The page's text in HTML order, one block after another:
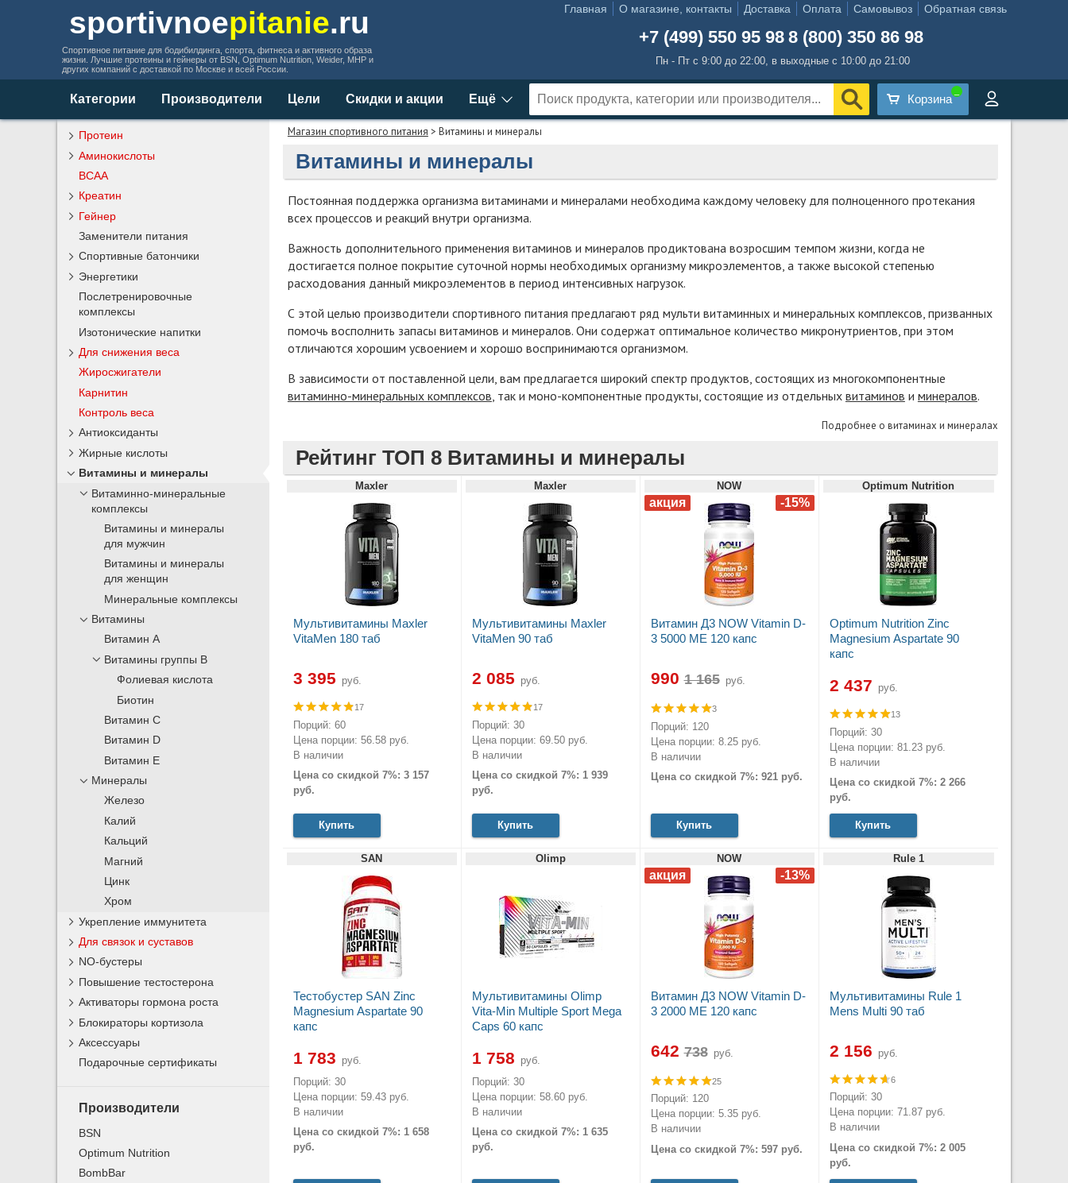
sportivnoepitanie.ru
Спортивное питание для бодибилдинга, спорта, фитнеса и активного образа
жизни. Лучшие протеины и гейнеры от BSN, Optimum Nutrition, Weider, MHP и
других компаний с доставкой по Москве и всей России.
Главная О магазине, контакты Доставка Оплата Самовывоз Обратная связь
+7 (499) 550 95 98 8 (800) 350 86 98
Пн - Пт с 9:00 до 22:00, в выходные с 10:00 до 21:00
Категории Производители Цели Скидки и акции Ещё Корзина
Магазин спортивного питания > Витамины и минералы
Витамины и минералы
Постоянная поддержка организма витаминами и минералами необходима каждому человеку для полноценного протекания
всех процессов и реакций внутри организма.
Важность дополнительного применения витаминов и минералов продиктована возросшим темпом жизни, когда не
достигается полное покрытие суточной нормы необходимых организму микроэлементов, а также высокой степенью
расходования данный микроэлементов в период интенсивных нагрузок.
С этой целью производители спортивного питания предлагают ряд мульти витаминных и минеральных комплексов, призванных
помочь восполнить запасы витаминов и минералов. Они содержат оптимальное количество микронутриентов, при этом
отличаются хорошим усвоением и хорошо воспринимаются организмом.
В зависимости от поставленной цели, вам предлагается широкий спектр продуктов, состоящих из многокомпонентные
витаминно-минеральных комплексов , так и моно-компонентные продукты, состоящие из отдельных витаминов и минералов.
Подробнее о витаминах и минералах
Рейтинг ТОП 8 Витамины и минералы
Maxler
Мультивитамины Maxler
VitaMen 180 таб
3 395 руб.
17
Порций: 60
Цена порции: 56.58 руб.
В наличии
Цена со скидкой 7%: 3 157
руб.
Купить
Maxler
Мультивитамины Maxler
VitaMen 90 таб
2 085 руб.
17
Порций: 30
Цена порции: 69.50 руб.
В наличии
Цена со скидкой 7%: 1 939
руб.
Купить
NOW
Витамин Д3 NOW Vitamin D-
3 5000 МЕ 120 капс
990 руб.
3
Порций: 120
Цена порции: 8.25 руб.
В наличии
Цена со скидкой 7%: 921 руб.
Купить
Optimum Nutrition
Optimum Nutrition Zinc
Magnesium Aspartate 90
капс
2 437 руб.
13
Порций: 30
Цена порции: 81.23 руб.
В наличии
Цена со скидкой 7%: 2 266
руб.
Купить
SAN
Тестобустер SAN Zinc
Magnesium Aspartate 90
капс
1 783 руб.
Порций: 30
Цена порции: 59.43 руб.
В наличии
Цена со скидкой 7%: 1 658
руб.
Olimp
Мультивитамины Olimp
Vita-Min Multiple Sport Mega
Caps 60 капс
1 758 руб.
Порций: 30
Цена порции: 58.60 руб.
В наличии
Цена со скидкой 7%: 1 635
руб.
NOW
Витамин Д3 NOW Vitamin D-
3 2000 МЕ 120 капс
642 руб.
25
Порций: 120
Цена порции: 5.35 руб.
В наличии
Цена со скидкой 7%: 597 руб.
Rule 1
Мультивитамины Rule 1
Mens Multi 90 таб
2 156 руб.
6
Порций: 30
Цена порции: 71.87 руб.
В наличии
Цена со скидкой 7%: 2 005
руб.
Протеин
Аминокислоты
BCAA
Креатин
Гейнер
Заменители питания
Спортивные батончики
Энергетики
Послетренировочные
комплексы
Изотонические напитки
Для снижения веса
Жиросжигатели
Карнитин
Контроль веса
Антиоксиданты
Жирные кислоты
Витамины и минералы
Витаминно-минеральные
комплексы
Витамины и минералы
для мужчин
Витамины и минералы
для женщин
Минеральные комплексы
Витамины
Витамин А
Витамины группы В
Фолиевая кислота
Биотин
Витамин С
Витамин D
Витамин Е
Минералы
Железо
Калий
Кальций
Магний
Цинк
Хром
Укрепление иммунитета
Для связок и суставов
NO-бустеры
Повышение тестостерона
Активаторы гормона роста
Блокираторы кортизола
Аксессуары
Подарочные сертификаты
Производители
BSN
Optimum Nutrition
BombBar